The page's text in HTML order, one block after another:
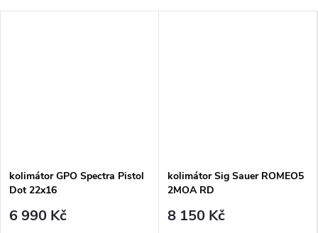
kolimátor GPO Spectra Pistol
Dot 22x16
6 990 Kč
kolimátor Sig Sauer ROMEO5
2MOA RD
8 150 Kč